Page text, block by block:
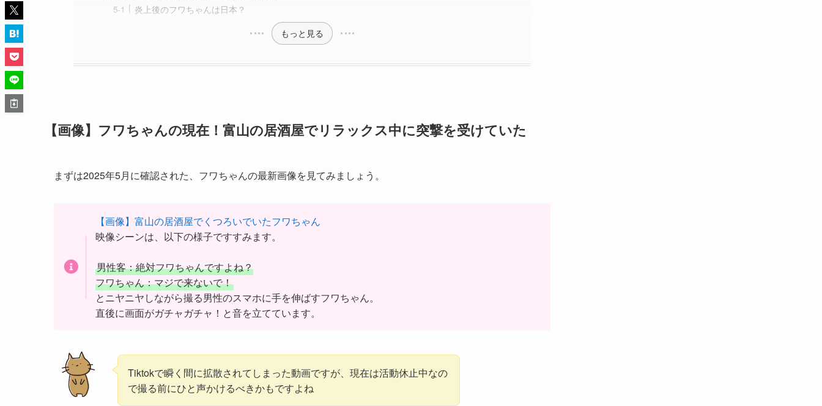
炎上後のフワちゃんは日本？
もっと見る
【画像】フワちゃんの現在！富山の居酒屋でリラックス中に突撃を受けていた
まずは2025年5月に確認された、フワちゃんの最新画像を見てみましょう。
【画像】富山の居酒屋でくつろいでいたフワちゃん
映像シーンは、以下の様子ですすみます。
男性客：絶対フワちゃんですよね？
フワちゃん：マジで来ないで！
とニヤニヤしながら撮る男性のスマホに手を伸ばすフワちゃん。
直後に画面がガチャガチャ！と音を立てています。
Tiktokで瞬く間に拡散されてしまった動画ですが、現在は活動休止中なの
で撮る前にひと声かけるべきかもですよね